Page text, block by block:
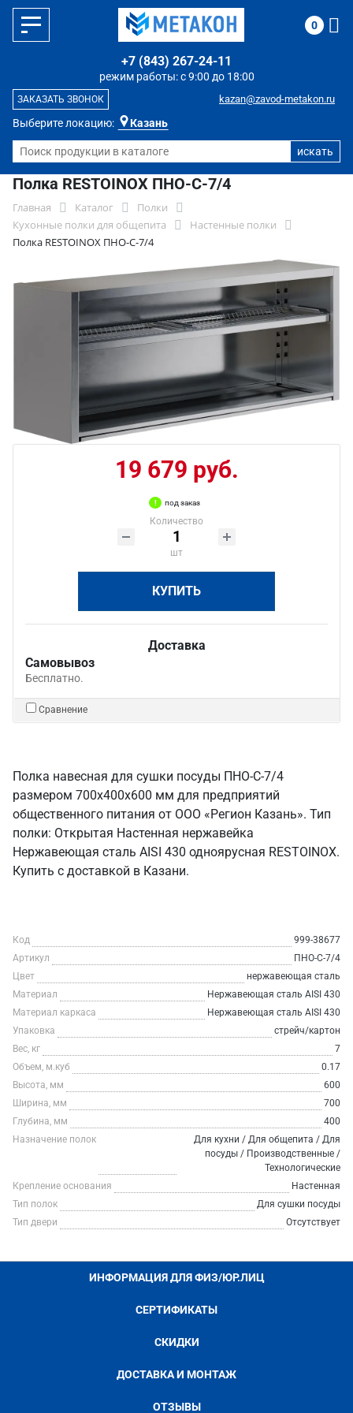
Выберите локацию: Казань
режим работы: с 9:00 до 18:00
+7 (843) 267-24-11
kazan@zavod-metakon.ru
ЗАКАЗАТЬ ЗВОНОК
0
Полка RESTOINOX ПНО-С-7/4
Главная Каталог
Полки
Кухонные полки для общепита
Настенные полки
Полка RESTOINOX ПНО-С-7/4
19 679 руб.
под заказ
Количество
шт
КУПИТЬ
Доставка
Самовывоз
Бесплатно.
Сравнение
Полка навесная для сушки посуды ПНО-С-7/4
размером 700х400х600 мм для предприятий
общественного питания от ООО «Регион Казань». Тип
полки: Открытая Настенная нержавейка
Нержавеющая сталь AISI 430 одноярусная RESTOINOX.
Купить с доставкой в Казани.
Код
999-38677
Артикул
ПНО-С-7/4
Цвет
нержавеющая сталь
Материал
Нержавеющая сталь AISI 430
Материал каркаса
Нержавеющая сталь AISI 430
Упаковка
стрейч/картон
Вес, кг
7
Объем, м.куб
0.17
Высота, мм
600
Ширина, мм
700
Глубина, мм
400
Назначение полок
Для кухни / Для общепита / Для
посуды / Производственные /
Технологические
Крепление основания
Настенная
Тип полок
Для сушки посуды
Тип двери
Отсутствует
ИНФОРМАЦИЯ ДЛЯ ФИЗ/ЮР.ЛИЦ
СЕРТИФИКАТЫ
СКИДКИ
ДОСТАВКА И МОНТАЖ
ОТЗЫВЫ